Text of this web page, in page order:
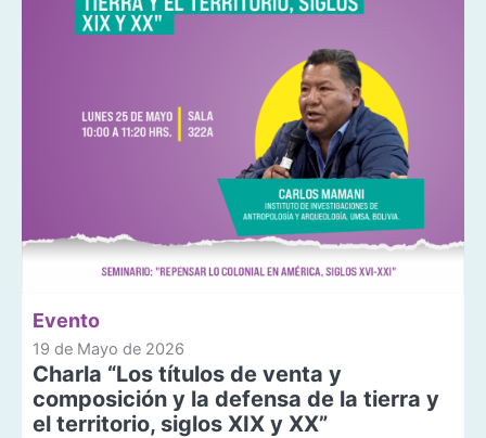
Evento
19 de Mayo de 2026
Charla “Los títulos de venta y
composición y la defensa de la tierra y
el territorio, siglos XIX y XX”